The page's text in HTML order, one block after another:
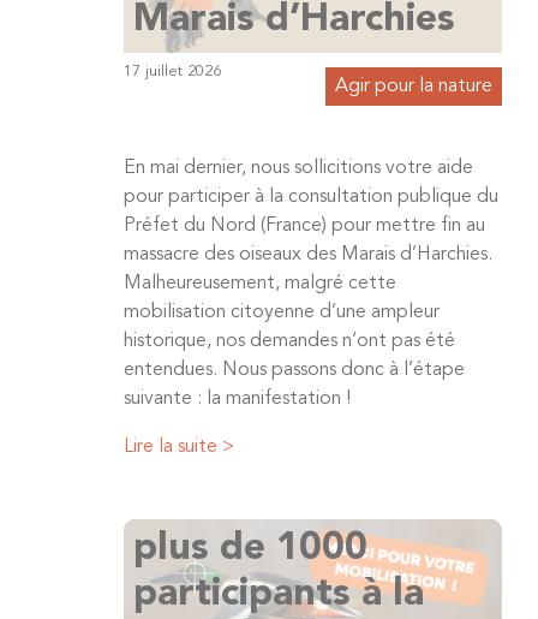
Marais d’Harchies
17 juillet 2026
Agir pour la nature
En mai dernier, nous sollicitions votre aide
pour participer à la consultation publique du
Préfet du Nord (France) pour mettre fin au
massacre des oiseaux des Marais d’Harchies.
Malheureusement, malgré cette
mobilisation citoyenne d’une ampleur
historique, nos demandes n’ont pas été
entendues. Nous passons donc à l’étape
suivante : la manifestation !
Lire la suite >
plus de 1000
participants à la